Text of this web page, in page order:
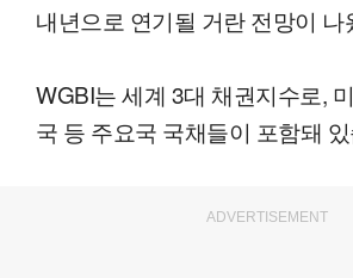
내년으로 연기될 거란 전망이 나
WGBI는 세계 3대 채권지수로,
국 등 주요국 국채들이 포함돼
ADVERTISEMENT